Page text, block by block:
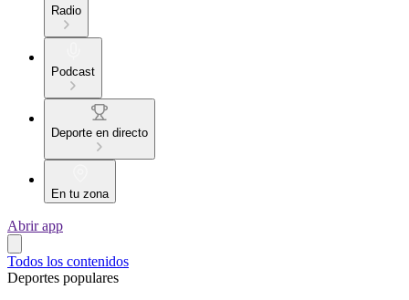
Radio
Podcast
Deporte en directo
En tu zona
Abrir app
Todos los contenidos
Deportes populares